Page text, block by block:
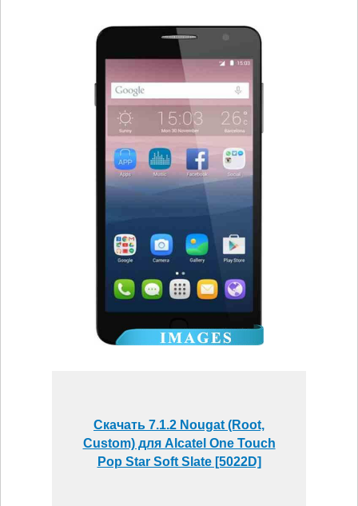
Скачать 7.1.2 Nougat (Root,
Custom) для Alcatel One Touch
Pop Star Soft Slate [5022D]